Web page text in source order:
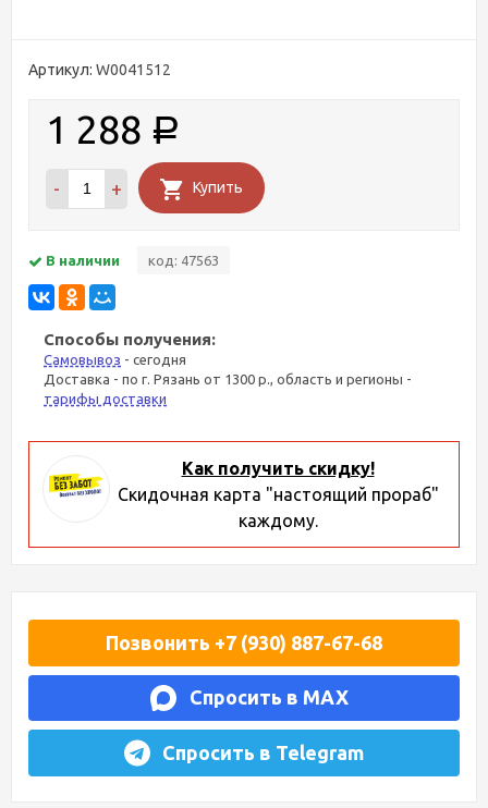
Артикул: W0041512
1 288 Р
- + Купить
В наличии код: 47563
Способы получения:
Самовывоз - сегодня
Доставка - по г. Рязань от 1300 р., область и регионы -
тарифы доставки
Как получить скидку!
Скидочная карта "настоящий прораб"
каждому.
Позвонить +7 (930) 887-67-68
Спросить в MAX
Спросить в Telegram